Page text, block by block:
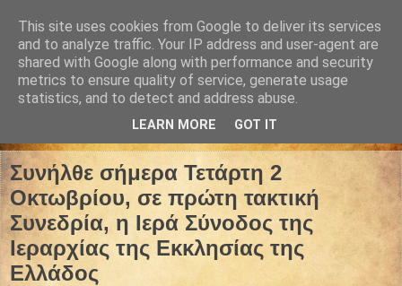
02 Οκτωβρίου 2024
Συνήλθε σήμερα Τετάρτη 2
Οκτωβρίου, σε πρώτη τακτική
Συνεδρία, η Ιερά Σύνοδος της
Ιεραρχίας της Εκκλησίας της
Ελλάδος
This site uses cookies from Google to deliver its services
and to analyze traffic. Your IP address and user-agent are
shared with Google along with performance and security
metrics to ensure quality of service, generate usage
statistics, and to detect and address abuse.
LEARN MORE GOT IT